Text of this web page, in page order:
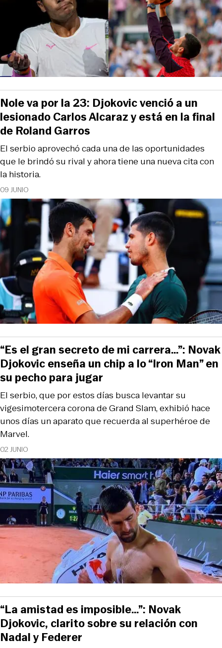
09 JUNIO
El serbio aprovechó cada una de las oportunidades
que le brindó su rival y ahora tiene una nueva cita con
la historia.
Nole va por la 23: Djokovic venció a un
lesionado Carlos Alcaraz y está en la final
de Roland Garros
02 JUNIO
El serbio, que por estos días busca levantar su
vigesimotercera corona de Grand Slam, exhibió hace
unos días un aparato que recuerda al superhéroe de
Marvel.
“Es el gran secreto de mi carrera…”: Novak
Djokovic enseña un chip a lo “Iron Man” en
su pecho para jugar
“La amistad es imposible…”: Novak
Djokovic, clarito sobre su relación con
Nadal y Federer